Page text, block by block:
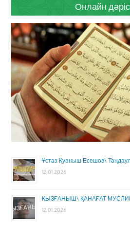
Онлайн
Ұстаз Қуаныш Есешов\
12.01.2026
ҚЫЗҒАНЫШ\ ҚАНАҒАТ
12.01.2026